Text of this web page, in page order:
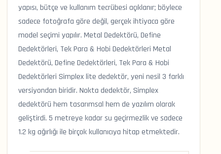
yapısı, bütçe ve kullanım tecrübesi açıklanır; böylece
sadece fotoğrafa göre değil, gerçek ihtiyaca göre
model seçimi yapılır. Metal Dedektörü, Define
Dedektörleri, Tek Para & Hobi Dedektörleri Metal
Dedektörü, Define Dedektörleri, Tek Para & Hobi
Dedektörleri Simplex lite dedektör, yeni nesil 3 farklı
versiyondan biridir. Nokta dedektör, Simplex
dedektörü hem tasarımsal hem de yazılım olarak
geliştirdi. 5 metreye kadar su geçirmezlik ve sadece
1.2 kg ağırlığı ile birçok kullanıcıya hitap etmektedir.